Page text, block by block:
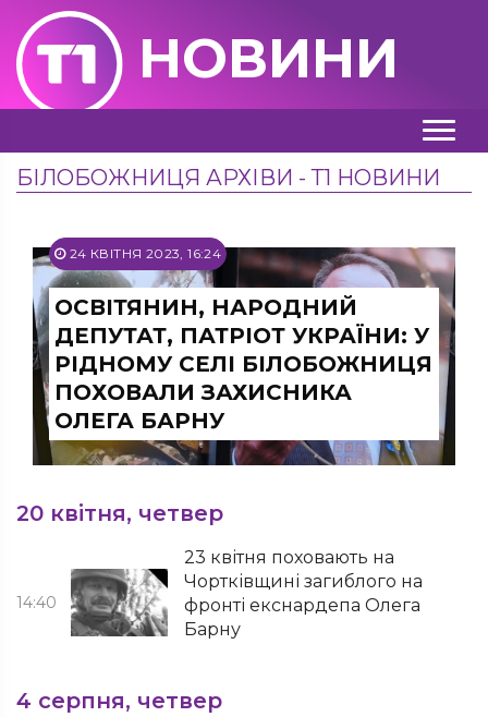
НОВИНИ
БІЛОБОЖНИЦЯ АРХІВИ - Т1 НОВИНИ
24 КВІТНЯ 2023, 16:24
ОСВІТЯНИН, НАРОДНИЙ
ДЕПУТАТ, ПАТРІОТ УКРАЇНИ: У
РІДНОМУ СЕЛІ БІЛОБОЖНИЦЯ
ПОХОВАЛИ ЗАХИСНИКА
ОЛЕГА БАРНУ
20 квітня, четвер
14:40
23 квітня поховають на
Чортківщині загиблого на
фронті екснардепа Олега
Барну
4 серпня, четвер